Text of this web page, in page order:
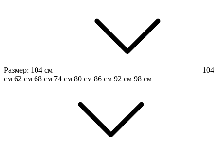
Размер: 104 см
104
см 62 см 68 см 74 см 80 см 86 см 92 см 98 см